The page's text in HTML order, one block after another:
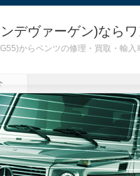
デヴァーゲン)なら
からベンツの修理・買取・輸入